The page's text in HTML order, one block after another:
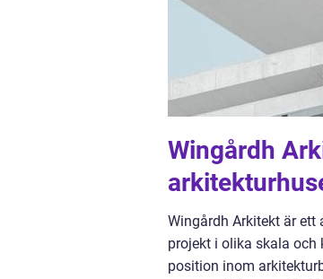
Wingårdh
Wingårdh Arkitekt är
projekt i olika skala och
position inom